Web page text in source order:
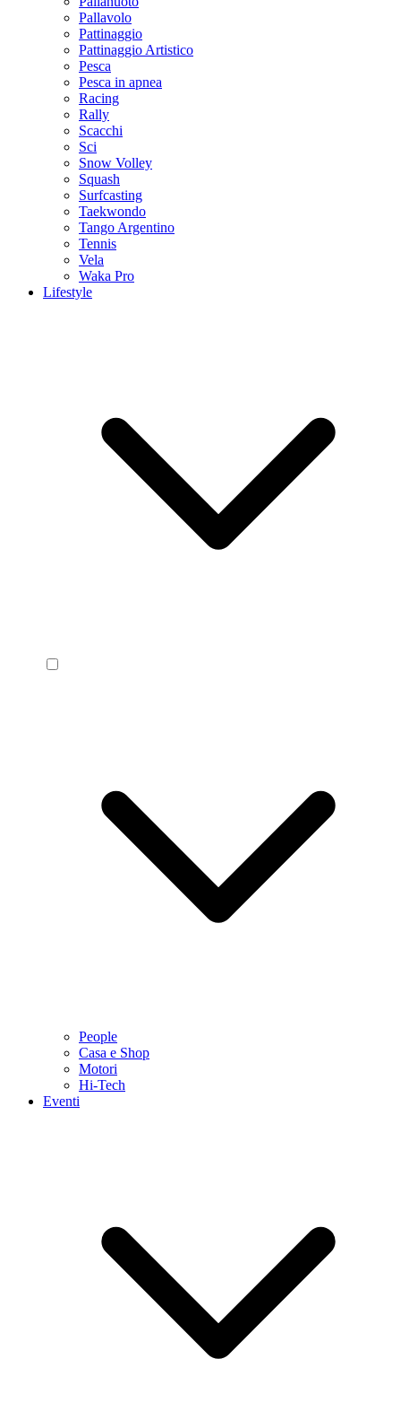
Pallavolo
Pattinaggio
Pattinaggio Artistico
Pesca
Pesca in apnea
Racing
Rally
Scacchi
Sci
Snow Volley
Squash
Surfcasting
Taekwondo
Tango Argentino
Tennis
Vela
Waka Pro
Lifestyle
People
Casa e Shop
Motori
Hi-Tech
Eventi